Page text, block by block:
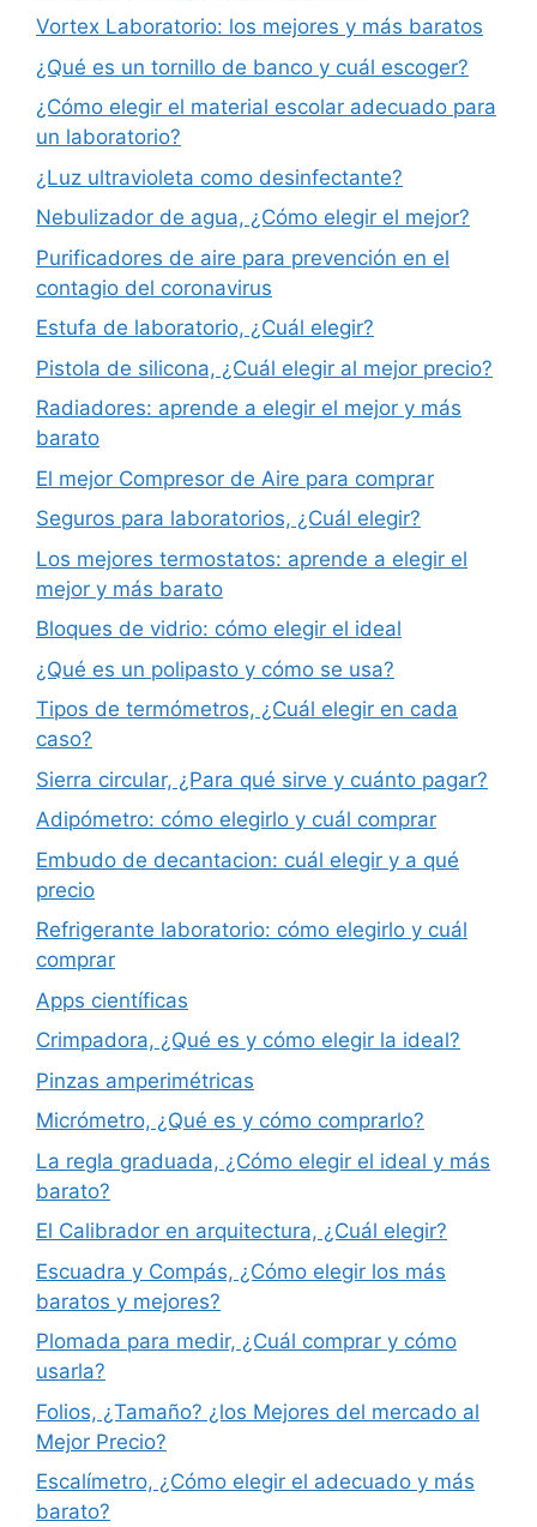
Vortex Laboratorio: los mejores y más baratos
¿Qué es un tornillo de banco y cuál escoger?
¿Cómo elegir el material escolar adecuado para
un laboratorio?
¿Luz ultravioleta como desinfectante?
Nebulizador de agua, ¿Cómo elegir el mejor?
Purificadores de aire para prevención en el
contagio del coronavirus
Estufa de laboratorio, ¿Cuál elegir?
Pistola de silicona, ¿Cuál elegir al mejor precio?
Radiadores: aprende a elegir el mejor y más
barato
El mejor Compresor de Aire para comprar
Seguros para laboratorios, ¿Cuál elegir?
Los mejores termostatos: aprende a elegir el
mejor y más barato
Bloques de vidrio: cómo elegir el ideal
¿Qué es un polipasto y cómo se usa?
Tipos de termómetros, ¿Cuál elegir en cada
caso?
Sierra circular, ¿Para qué sirve y cuánto pagar?
Adipómetro: cómo elegirlo y cuál comprar
Embudo de decantacion: cuál elegir y a qué
precio
Refrigerante laboratorio: cómo elegirlo y cuál
comprar
Apps científicas
Crimpadora, ¿Qué es y cómo elegir la ideal?
Pinzas amperimétricas
Micrómetro, ¿Qué es y cómo comprarlo?
La regla graduada, ¿Cómo elegir el ideal y más
barato?
El Calibrador en arquitectura, ¿Cuál elegir?
Escuadra y Compás, ¿Cómo elegir los más
baratos y mejores?
Plomada para medir, ¿Cuál comprar y cómo
usarla?
Folios, ¿Tamaño? ¿los Mejores del mercado al
Mejor Precio?
Escalímetro, ¿Cómo elegir el adecuado y más
barato?